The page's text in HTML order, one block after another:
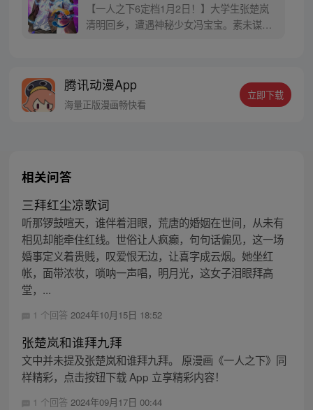
【一人之下6定档1月2日！】大学生张楚岚
清明回乡，遭遇神秘少女冯宝宝。素未谋面
密，张楚岚的生活被彻底颠覆，与冯宝宝一
同踏上“异人”之旅。
腾讯动漫App
海量正版漫画畅快看
立即下载
相关问答
三拜红尘凉歌词
听那锣鼓喧天，谁伴着泪眼，荒唐的婚姻在世间，从未有
相见却能牵住红线。世俗让人疯癫，句句话偏见，这一场
婚事定义着贵贱，叹爱恨无边，让喜字成云烟。她坐红
帐，面带浓妆，唢呐一声唱，明月光，这女子泪眼拜高
堂，...
1 个回答 2024年10月15日 18:52
张楚岚和谁拜九拜
文中并未提及张楚岚和谁拜九拜。 原漫画《一人之下》同
样精彩，点击按钮下载 App 立享精彩内容！
1 个回答 2024年09月17日 00:44